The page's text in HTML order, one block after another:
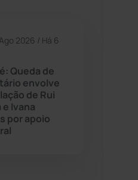
(1504)
2026 / Há 6
Queda de
envolve
de Rui
Ivana
por apoio